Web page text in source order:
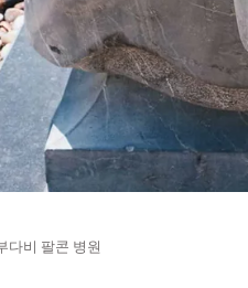
다비 팔콘 병원